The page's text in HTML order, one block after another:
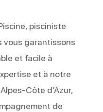
pisciniste
vous garantissons
et facile à
et à notre
Côte d’Azur,
de